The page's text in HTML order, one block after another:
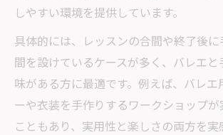
しやすい環境を提供しています。
具体的には、レッスンの合間や終了後
間を設けているケースが多く、バレエ
味がある方に最適です。例えば、バレエ
ーや衣装を手作りするワークショップ
こともあり、実用性と楽しさの両方を実